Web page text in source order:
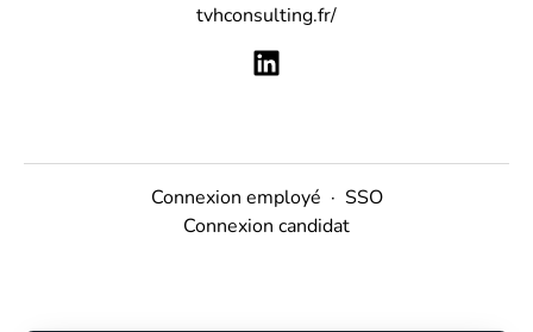
tvhconsulting.fr/
Connexion employé · SSO
Connexion candidat